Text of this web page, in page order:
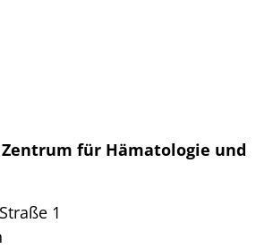
für Hämatologie und
1